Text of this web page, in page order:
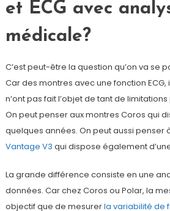
et ECG avec
médicale?
C’est peut-être la question qu’on va se
Car des montres avec une fonction ECG,
n’ont pas fait l’objet de tant de
On peut penser aux montres Coros qui
quelques années. On peut aussi penser
Vantage V3 qui dispose également
La grande différence consiste en une
données. Car chez Coros ou Polar, la
objectif que de mesurerla variabilité de